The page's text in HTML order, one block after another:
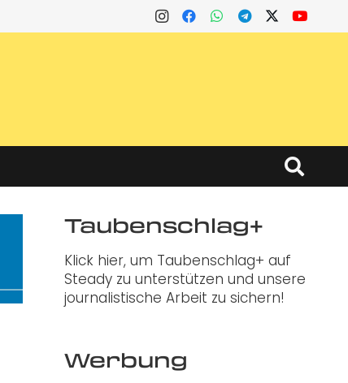
Taubenschlag+
Klick hier, um Taubenschlag+ auf
Steady zu unterstützen und unsere
journalistische Arbeit zu sichern!
Werbung